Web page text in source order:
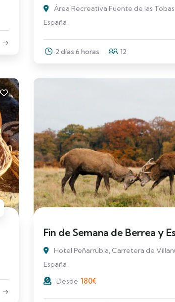
Área Recreativa Fuente de las
España
2 días 6 horas 12
Fin de Semana de Berrea y
Hotel Peñarrubia, Carretera de
España
Desde 180€